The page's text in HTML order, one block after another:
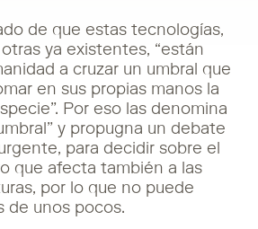
de que estas tecnologías,
ya existentes, “están
a cruzar un umbral que
en sus propias manos la
Por eso las denomina
y propugna un debate
para decidir sobre el
que afecta también a las
por lo que no puede
de unos pocos.